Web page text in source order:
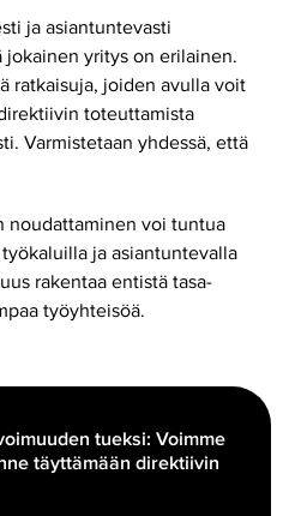
ja asiantuntevasti
jokainen yritys on erilainen.
ratkaisuja, joiden avulla voit
toteuttamista
Varmistetaan yhdessä, että
noudattaminen voi tuntua
ja asiantuntevalla
rakentaa entistä tasa-
työyhteisöä.
tueksi: Voimme
täyttämään direktiivin